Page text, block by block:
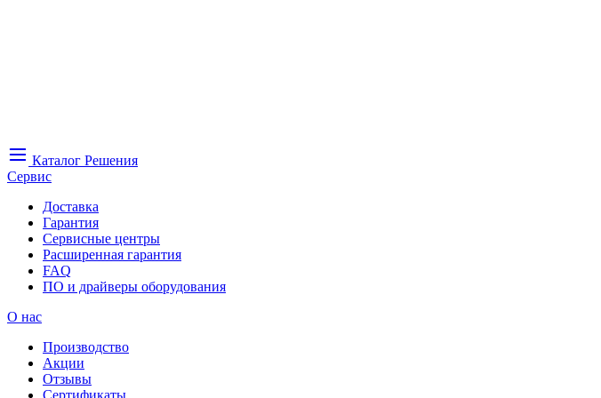
Каталог Решения
Сервис
Доставка
Гарантия
Сервисные центры
Расширенная гарантия
FAQ
ПО и драйверы оборудования
О нас
Производство
Акции
Отзывы
Сертификаты